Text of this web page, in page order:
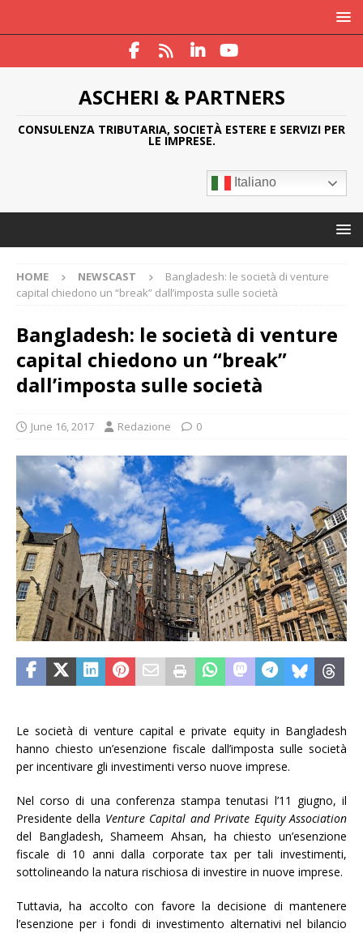
ASCHERI & PARTNERS
CONSULENZA TRIBUTARIA, SOCIETÀ ESTERE E SERVIZI PER
LE IMPRESE.
Italiano
HOME NEWSCAST
Bangladesh: le società di venture
capital chiedono un “break” dall’imposta sulle società
Bangladesh: le società di venture
capital chiedono un “break”
dall’imposta sulle società
June 16, 2017 Redazione 0
Le società di venture capital e private equity in Bangladesh
hanno chiesto un’esenzione fiscale dall’imposta sulle società
per incentivare gli investimenti verso nuove imprese.
Nel corso di una conferenza stampa tenutasi l’11 giugno, il
Presidente della Venture Capital and Private Equity Association
del Bangladesh, Shameem Ahsan, ha chiesto un’esenzione
fiscale di 10 anni dalla corporate tax per tali investimenti,
sottolineando la natura rischiosa di investire in nuove imprese.
Tuttavia, ha accolto con favore la decisione di mantenere
l’esenzione per i fondi di investimento alternativi nel bilancio